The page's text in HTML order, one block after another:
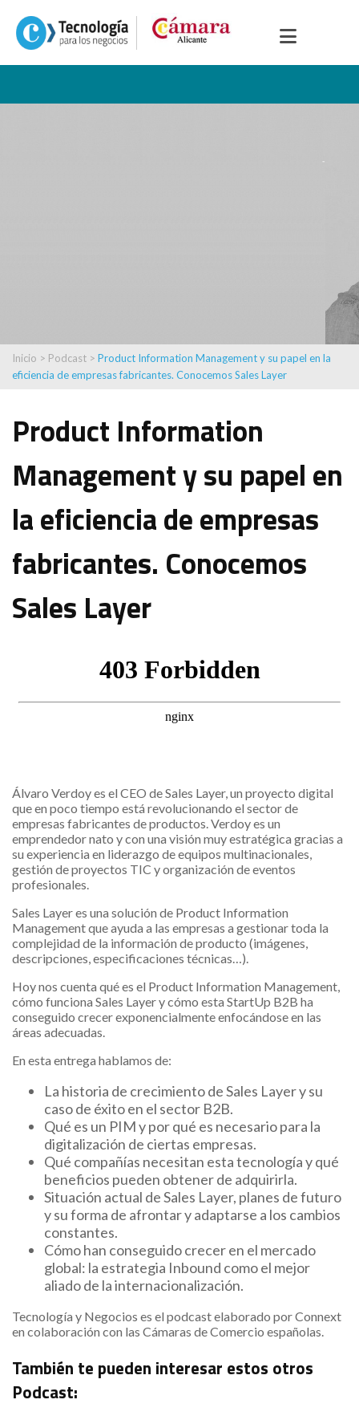
Inicio > Podcast > Product Information Management y su papel en la
eficiencia de empresas fabricantes. Conocemos Sales Layer
Product Information
Management y su papel en
la eficiencia de empresas
fabricantes. Conocemos
Sales Layer
Álvaro Verdoy es el CEO de Sales Layer, un proyecto digital
que en poco tiempo está revolucionando el sector de
empresas fabricantes de productos. Verdoy es un
emprendedor nato y con una visión muy estratégica gracias a
su experiencia en liderazgo de equipos multinacionales,
gestión de proyectos TIC y organización de eventos
profesionales.
Sales Layer es una solución de Product Information
Management que ayuda a las empresas a gestionar toda la
complejidad de la información de producto (imágenes,
descripciones, especificaciones técnicas…).
Hoy nos cuenta qué es el Product Information Management,
cómo funciona Sales Layer y cómo esta StartUp B2B ha
conseguido crecer exponencialmente enfocándose en las
áreas adecuadas.
En esta entrega hablamos de:
La historia de crecimiento de Sales Layer y su
caso de éxito en el sector B2B.
Qué es un PIM y por qué es necesario para la
digitalización de ciertas empresas.
Qué compañías necesitan esta tecnología y qué
beneficios pueden obtener de adquirirla.
Situación actual de Sales Layer, planes de futuro
y su forma de afrontar y adaptarse a los cambios
constantes.
Cómo han conseguido crecer en el mercado
global: la estrategia Inbound como el mejor
aliado de la internacionalización.
Tecnología y Negocios es el podcast elaborado por Connext
en colaboración con las Cámaras de Comercio españolas.
También te pueden interesar estos otros
Podcast: